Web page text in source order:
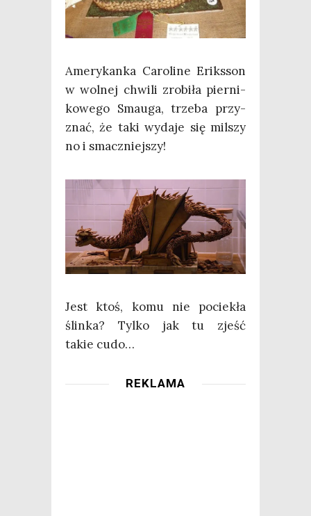
Ame­ry­kan­ka Caro­li­ne Eriks­son
w wol­nej chwi­li zro­bi­ła pier­ni­
ko­we­go Smau­ga, trze­ba przy­
znać, że taki wyda­je się mil­szy
no i smaczniejszy!
Jest ktoś, komu nie pocie­kła
ślin­ka? Tyl­ko jak tu zjeść
takie cudo…
REKLAMA